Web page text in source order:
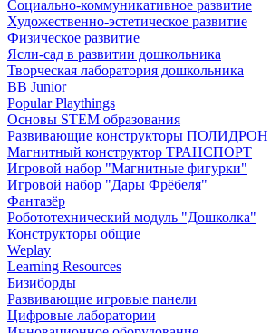
Социально-коммуникативное развитие
Художественно-эстетическое развитие
Физическое развитие
Ясли-сад в развитии дошкольника
Творческая лаборатория дошкольника
BB Junior
Popular Playthings
Основы STEM образования
Развивающие конструкторы ПОЛИДРОН
Магнитный конструктор ТРАНСПОРТ
Игровой набор "Магнитные фигурки"
Игровой набор "Дары Фрёбеля"
Фантазёр
Робототехнический модуль "Дошколка"
Конструкторы общие
Weplay
Learning Resources
Бизиборды
Развивающие игровые панели
Цифровые лаборатории